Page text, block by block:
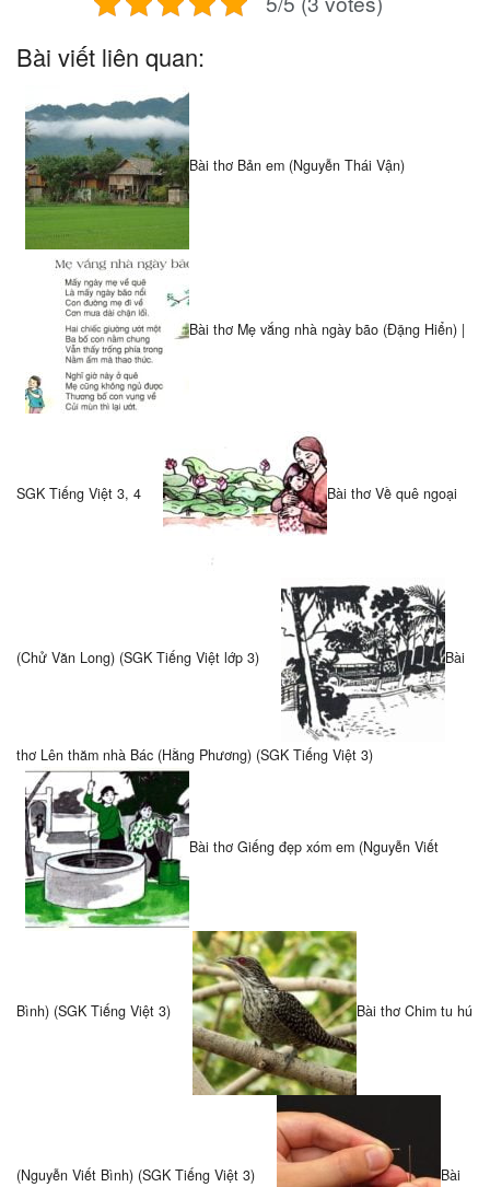
Bài viết liên quan:
Bài thơ Bản em (Nguyễn Thái Vận)
Bài thơ Mẹ vắng nhà ngày bão (Đặng Hiển) |
SGK Tiếng Việt 3, 4 Bài thơ Về quê ngoại
(Chử Văn Long) (SGK Tiếng Việt lớp 3) Bài
thơ Lên thăm nhà Bác (Hằng Phương) (SGK Tiếng Việt 3)
Bài thơ Giếng đẹp xóm em (Nguyễn Viết
Bình) (SGK Tiếng Việt 3) Bài thơ Chim tu hú
(Nguyễn Viết Bình) (SGK Tiếng Việt 3) Bài